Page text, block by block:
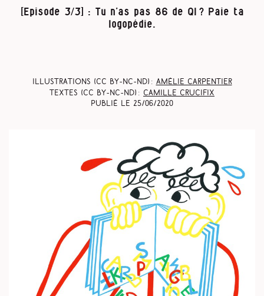
[Episode 3/3] : Tu n’as pas 86 de QI ? Paie ta
logopédie.
Illustrations (CC BY-NC-ND) : Amélie Carpentier
Textes (CC BY-NC-ND) : Camille Crucifix
Publié le 25/06/2020